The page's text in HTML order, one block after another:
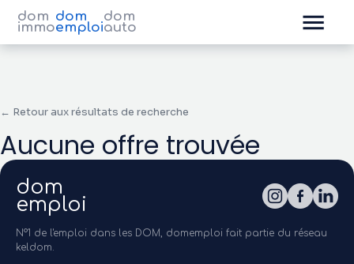
dom
immo
dom
emploi
dom
auto
← Retour aux résultats de recherche
Aucune offre trouvée
dom
emploi
N°1 de l'emploi dans les DOM, domemploi fait partie du réseau
keldom.